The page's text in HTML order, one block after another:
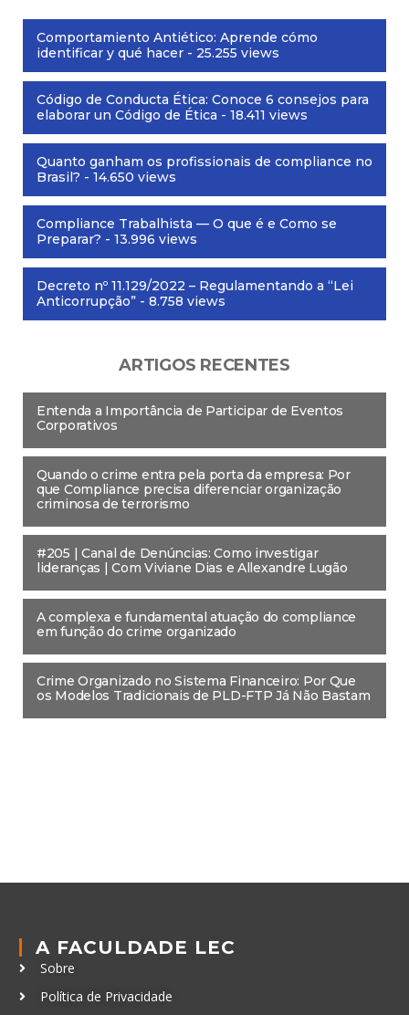
Comportamiento Antiético: Aprende cómo
identificar y qué hacer - 25.255 views
Código de Conducta Ética: Conoce 6 consejos para
elaborar un Código de Ética - 18.411 views
Quanto ganham os profissionais de compliance no
Brasil? - 14.650 views
Compliance Trabalhista — O que é e Como se
Preparar? - 13.996 views
Decreto nº 11.129/2022 – Regulamentando a “Lei
Anticorrupção” - 8.758 views
ARTIGOS RECENTES
Entenda a Importância de Participar de Eventos
Corporativos
Quando o crime entra pela porta da empresa: Por
que Compliance precisa diferenciar organização
criminosa de terrorismo
#205 | Canal de Denúncias: Como investigar
lideranças | Com Viviane Dias e Allexandre Lugão
A complexa e fundamental atuação do compliance
em função do crime organizado
Crime Organizado no Sistema Financeiro: Por Que
os Modelos Tradicionais de PLD-FTP Já Não Bastam
A FACULDADE LEC
Sobre
Política de Privacidade